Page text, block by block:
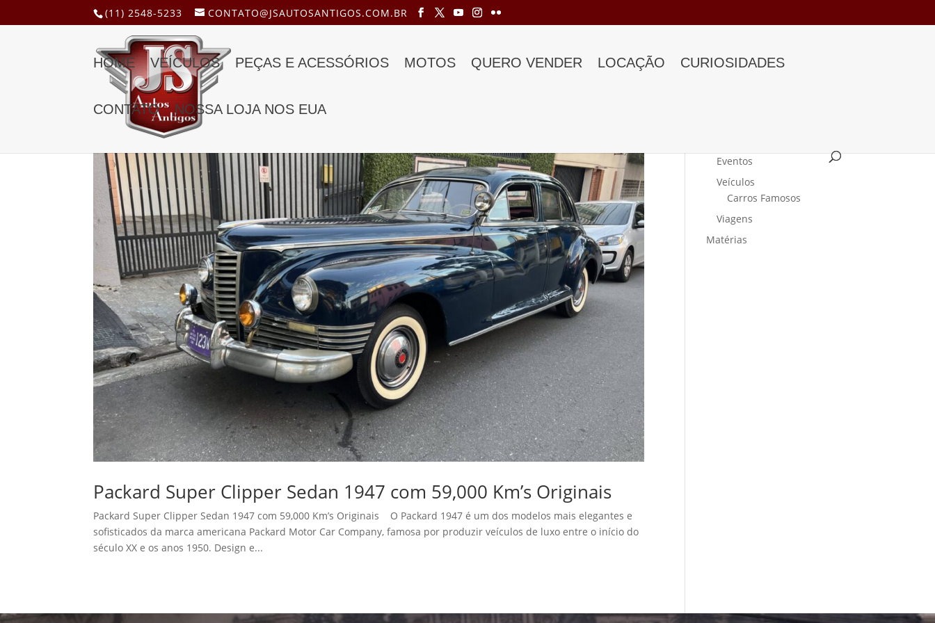
(11) 2548-5233 CONTATO@JSAUTOSANTIGOS.COM.BR
HOME VEÍCULOS PEÇAS E ACESSÓRIOS MOTOS QUERO VENDER LOCAÇÃO CURIOSIDADES
CONTATO NOSSA LOJA NOS EUA
Packard Super Clipper Sedan 1947 com 59,000 Km’s Originais
Packard Super Clipper Sedan 1947 com 59,000 Km’s Originais O Packard 1947 é um dos modelos mais elegantes e
sofisticados da marca americana Packard Motor Car Company, famosa por produzir veículos de luxo entre o início do
século XX e os anos 1950. Design e...
Eventos
Veículos
Carros Famosos
Viagens
Matérias